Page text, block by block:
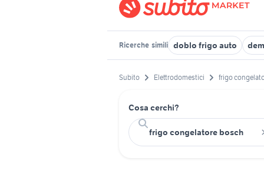
Ricerche simili doblo frigo auto
Subito Elettrodomestici frigo
Cosa cerchi?